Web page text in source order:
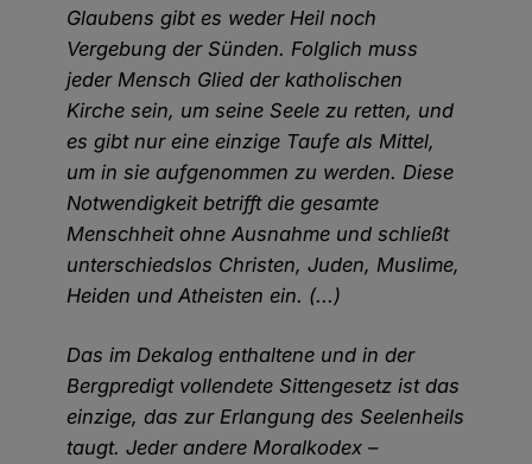
Glaubens gibt es weder Heil noch
Vergebung der Sünden. Folglich muss
jeder Mensch Glied der katholischen
Kirche sein, um seine Seele zu retten, und
es gibt nur eine einzige Taufe als Mittel,
um in sie aufgenommen zu werden. Diese
Notwendigkeit betrifft die gesamte
Menschheit ohne Ausnahme und schließt
unterschiedslos Christen, Juden, Muslime,
Heiden und Atheisten ein. (...)
Das im Dekalog enthaltene und in der
Bergpredigt vollendete Sittengesetz ist das
einzige, das zur Erlangung des Seelenheils
taugt. Jeder andere Moralkodex –